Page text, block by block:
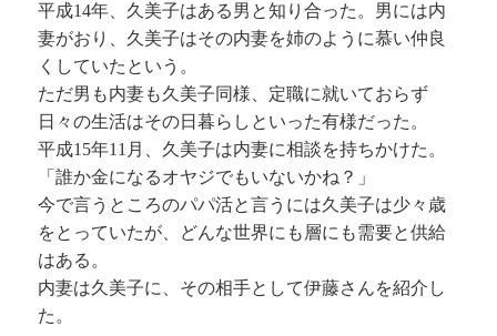
平成14年、久美子はある男と知り合った。男には内
妻がおり、久美子はその内妻を姉のように慕い仲良
くしていたという。
ただ男も内妻も久美子同様、定職に就いておらず
日々の生活はその日暮らしといった有様だった。
平成15年11月、久美子は内妻に相談を持ちかけた。
「誰か金になるオヤジでもいないかね？」
今で言うところのパパ活と言うには久美子は少々歳
をとっていたが、どんな世界にも層にも需要と供給
はある。
内妻は久美子に、その相手として伊藤さんを紹介し
た。